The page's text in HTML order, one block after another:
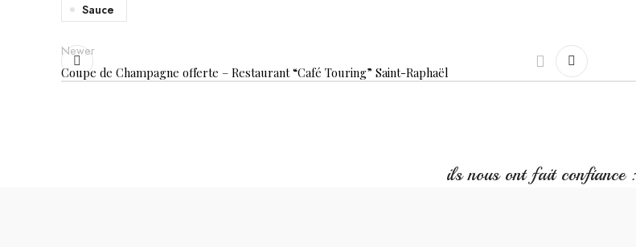
Sauce
Newer
Coupe de Champagne offerte – Restaurant “Café Touring” Saint-Raphaël
ils nous ont fait confiance :